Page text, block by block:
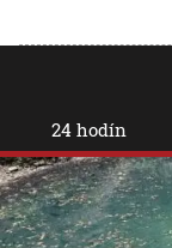
24 hodín